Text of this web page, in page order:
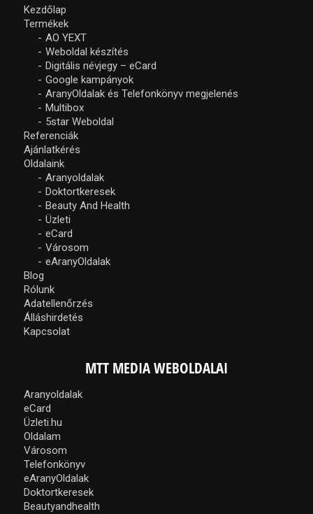
Kezdőlap
Termékek
AO YEXT
Weboldal készítés
Digitális névjegy – eCard
Google kampányok
AranyOldalak és Telefonkönyv megjelenés
Multibox
5star Weboldal
Referenciák
Ajánlatkérés
Oldalaink
Aranyoldalak
Doktortkeresek
Beauty And Health
Üzleti
eCard
Városom
eAranyOldalak
Blog
Rólunk
Adatellenőrzés
Álláshirdetés
Kapcsolat
MTT MEDIA WEBOLDALAI
Aranyoldalak
eCard
Üzleti.hu
Oldalam
Városom
Telefonkönyv
eAranyOldalak
Doktortkeresek
Beautyandhealth